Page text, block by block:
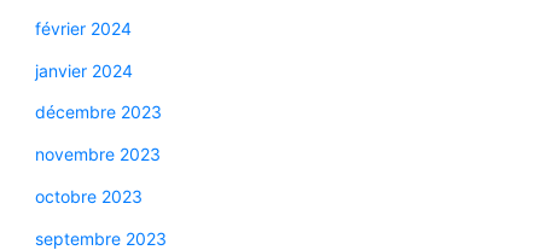
février 2024
janvier 2024
décembre 2023
novembre 2023
octobre 2023
septembre 2023